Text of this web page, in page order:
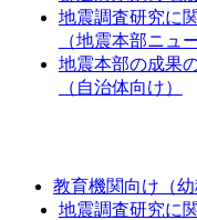
地震調査研究に
（地震本部ニュ
地震本部の成果
（自治体向け）
教育機関向け（
地震調査研究に